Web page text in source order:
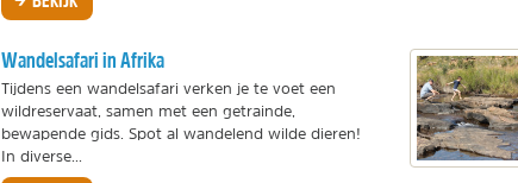
Wandelsafari in Afrika
Tijdens een wandelsafari verken je te voet een
wildreservaat, samen met een getrainde,
bewapende gids. Spot al wandelend wilde dieren!
In diverse...